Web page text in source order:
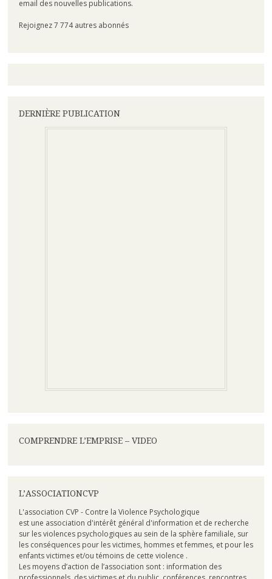
email des nouvelles publications.
Rejoignez 7 774 autres abonnés
DERNIÈRE PUBLICATION
COMPRENDRE L’EMPRISE – VIDEO
L’ASSOCIATIONCVP
L'association CVP - Contre la Violence Psychologique
est une association d'intérêt général d'information et de recherche
sur les violences psychologiques au sein de la sphère familiale, sur
les conséquences pour les victimes, hommes et femmes, et pour les
enfants victimes et/ou témoins de cette violence .
Les moyens d’action de l’association sont : information des